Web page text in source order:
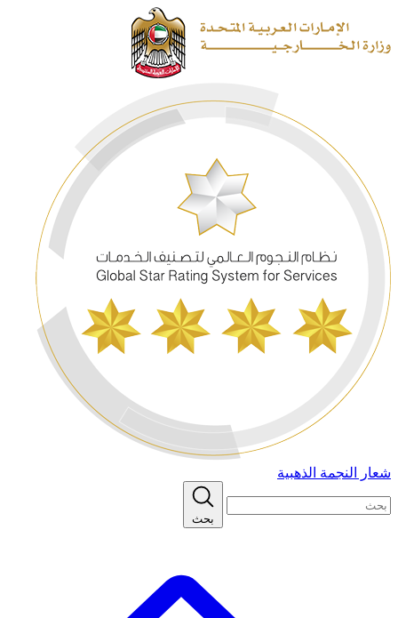
شعار النجمة الذهبية
بحث